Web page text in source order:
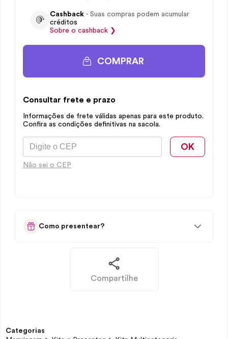
Cashback - Suas compras podem acumular
créditos
Sobre o cashback ❯
COMPRAR
Consultar frete e prazo
Informações de frete válidas apenas para este produto.
Confira as condições definitivas na sacola.
OK
Não sei o CEP
Como presentear?
Compartilhe
Categorias